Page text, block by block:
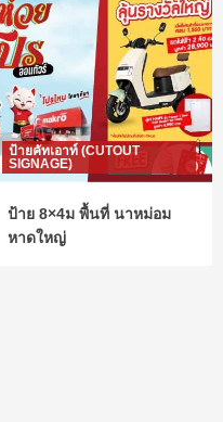
ป้ายคัทเอาท์ (CUTOUT
SIGNAGE)
ป้าย 8×4ม พื้นที่ นาหม่อม
หาดใหญ่